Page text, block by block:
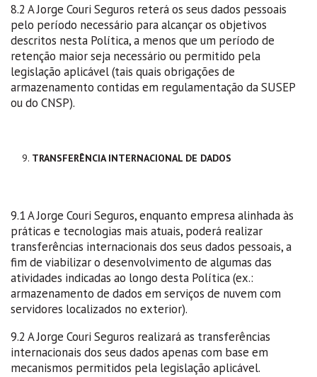
8.2 A Jorge Couri Seguros reterá os seus dados pessoais
pelo período necessário para alcançar os objetivos
descritos nesta Política, a menos que um período de
retenção maior seja necessário ou permitido pela
legislação aplicável (tais quais obrigações de
armazenamento contidas em regulamentação da SUSEP
ou do CNSP).
TRANSFERÊNCIA INTERNACIONAL DE DADOS
9.1 A Jorge Couri Seguros, enquanto empresa alinhada às
práticas e tecnologias mais atuais, poderá realizar
transferências internacionais dos seus dados pessoais, a
fim de viabilizar o desenvolvimento de algumas das
atividades indicadas ao longo desta Política (ex.:
armazenamento de dados em serviços de nuvem com
servidores localizados no exterior).
9.2 A Jorge Couri Seguros realizará as transferências
internacionais dos seus dados apenas com base em
mecanismos permitidos pela legislação aplicável.